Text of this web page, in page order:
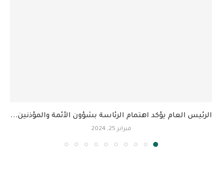
الرئيس العام يؤكد اهتمام الرئاسة بشؤون الأئمة والمؤذنين...
فبراير 25, 2024